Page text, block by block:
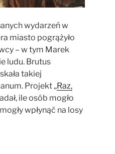
wydarzeń w
miasto pogrążyło
– w tym Marek
ludu. Brutus
takiej
Projekt „Raz,
ile osób mogło
wpłynąć na losy